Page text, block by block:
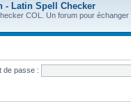
- Latin Spell Checker
COL. Un forum pour
de passe :